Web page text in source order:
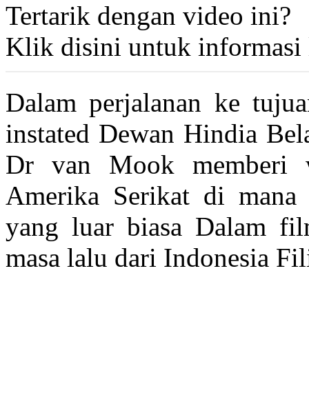
Tertarik dengan video ini?
Klik disini untuk
Dalam perjalanan ke
instated Dewan Hindia
Dr van Mook memberi
Amerika Serikat di mana
yang luar biasa Dalam
masa lalu dari Indonesia